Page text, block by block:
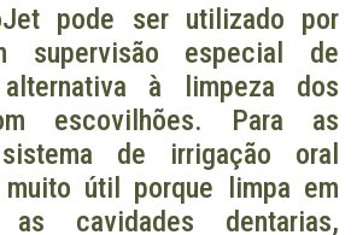
pode ser utilizado por
supervisão especial de
à limpeza dos
escovilhões. Para as
de irrigação oral
útil porque limpa em
as cavidades dentarias,